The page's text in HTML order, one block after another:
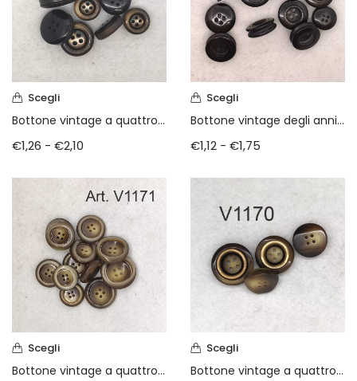
Vintage (165)
Scegli
Bottone vintage a quattro fori anni 80
€1,26 - €2,10
Scegli
Bottone vintage degli anni 80
€1,12 - €1,75
Scegli
Bottone vintage a quattro fori anni 80
Scegli
Bottone vintage a quattro fori anni 80